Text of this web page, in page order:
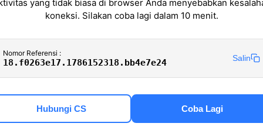
yang tidak biasa di browser Anda menyebabkan
koneksi. Silakan coba lagi dalam 10 menit.
Nomor Referensi :
18.f0263e17.1786152318.bb4e7e24 Salin
Hubungi CS Coba Lagi